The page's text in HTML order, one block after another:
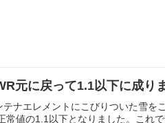
元に戻って1.1以下に成り
ナエレメントにこびりついた雪を
常値の1.1以下となりました。これ